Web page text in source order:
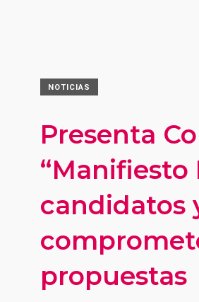
NOTICIAS
Presenta
“Manifiesto
candidatos
propuestas